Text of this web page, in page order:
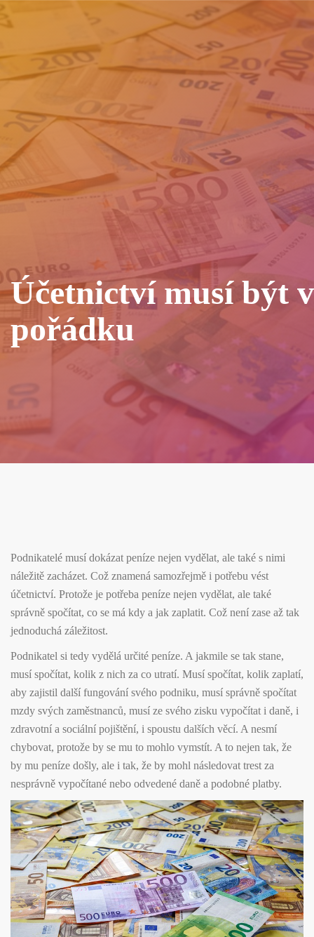
Účetnictví musí být v
pořádku
Podnikatelé musí dokázat peníze nejen vydělat, ale také s nimi
náležitě zacházet. Což znamená samozřejmě i potřebu vést
účetnictví. Protože je potřeba peníze nejen vydělat, ale také
správně spočítat, co se má kdy a jak zaplatit. Což není zase až tak
jednoduchá záležitost.
Podnikatel si tedy vydělá určité peníze. A jakmile se tak stane,
musí spočítat, kolik z nich za co utratí. Musí spočítat, kolik zaplatí,
aby zajistil další fungování svého podniku, musí správně spočítat
mzdy svých zaměstnanců, musí ze svého zisku vypočítat i daně, i
zdravotní a sociální pojištění, i spoustu dalších věcí. A nesmí
chybovat, protože by se mu to mohlo vymstít. A to nejen tak, že
by mu peníze došly, ale i tak, že by mohl následovat trest za
nesprávně vypočítané nebo odvedené daně a podobné platby.